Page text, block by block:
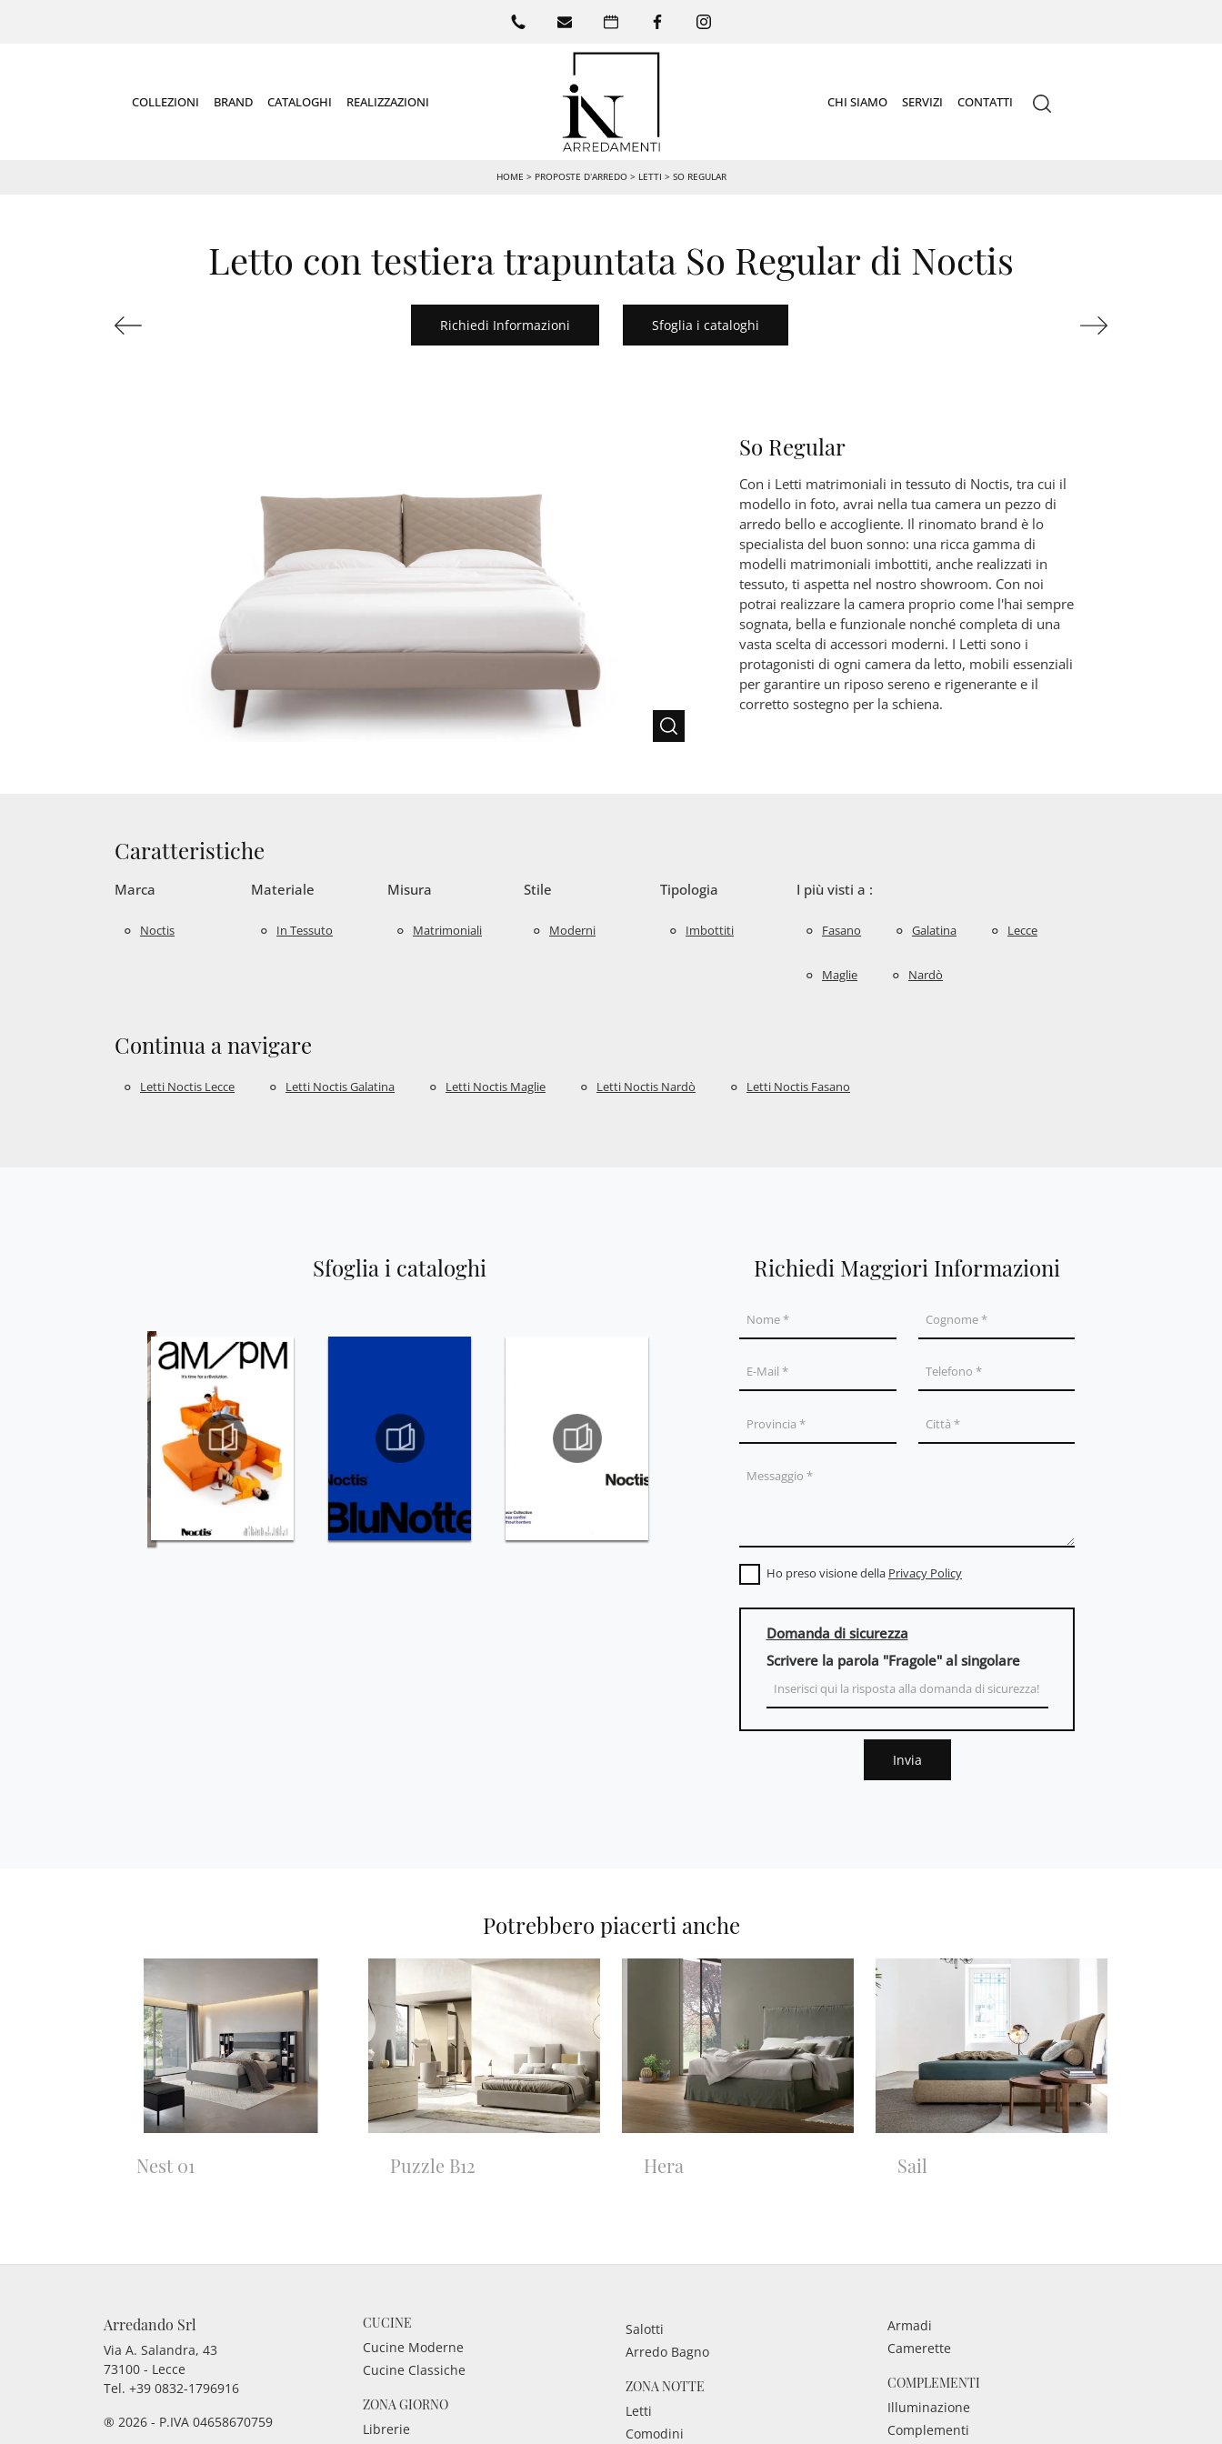
COLLEZIONI BRAND CATALOGHI REALIZZAZIONI CHI SIAMO SERVIZI CONTATTI
HOME > PROPOSTE D’ARREDO> LETTI > SO REGULAR
Letto con testiera trapuntata So Regular di Noctis
Richiedi Informazioni Sfoglia i cataloghi
So Regular
Con i Letti matrimoniali in tessuto di Noctis, tra cui il
modello in foto, avrai nella tua camera un pezzo di
arredo bello e accogliente. Il rinomato brand è lo
specialista del buon sonno: una ricca gamma di
modelli matrimoniali imbottiti, anche realizzati in
tessuto, ti aspetta nel nostro showroom. Con noi
potrai realizzare la camera proprio come l'hai sempre
sognata, bella e funzionale nonché completa di una
vasta scelta di accessori moderni. I Letti sono i
protagonisti di ogni camera da letto, mobili essenziali
per garantire un riposo sereno e rigenerante e il
corretto sostegno per la schiena.
Caratteristiche
Marca
Noctis
Materiale
In Tessuto
Misura
Matrimoniali
Stile
Moderni
Tipologia
Imbottiti
I più visti a :
Fasano Galatina Lecce
Maglie Nardò
Continua a navigare
Letti Noctis Lecce Letti Noctis Galatina Letti Noctis Maglie Letti Noctis Nardò Letti Noctis Fasano
Sfoglia i cataloghi Richiedi Maggiori Informazioni
Ho preso visione della Privacy Policy
Domanda di sicurezza
Scrivere la parola "Fragole" al singolare
Invia
Potrebbero piacerti anche
Nest 01 Puzzle B12 Hera Sail
Arredando Srl
Via A. Salandra, 43
73100 - Lecce
Tel. +39 0832-1796916
® 2026 - P.IVA 04658670759
CUCINE
Cucine Moderne
Cucine Classiche
ZONA GIORNO
Librerie
Salotti
Arredo Bagno
ZONA NOTTE
Letti
Comodini
Armadi
Camerette
COMPLEMENTI
Illuminazione
Complementi